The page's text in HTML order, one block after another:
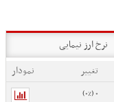
نرخ ارز نیمایی
تغییر
نمودار
0 (0%)